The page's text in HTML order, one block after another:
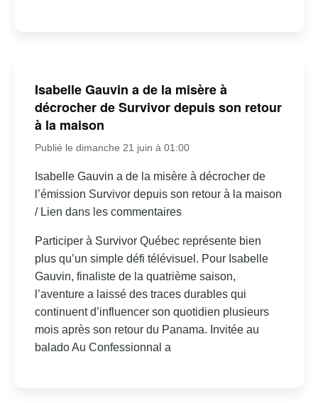
Isabelle Gauvin a de la misère à
décrocher de Survivor depuis son retour
à la maison
Publié le dimanche 21 juin à 01:00
Isabelle Gauvin a de la misère à décrocher de
l’émission Survivor depuis son retour à la maison
/ Lien dans les commentaires
Participer à Survivor Québec représente bien
plus qu’un simple défi télévisuel. Pour Isabelle
Gauvin, finaliste de la quatrième saison,
l’aventure a laissé des traces durables qui
continuent d’influencer son quotidien plusieurs
mois après son retour du Panama. Invitée au
balado Au Confessionnal a